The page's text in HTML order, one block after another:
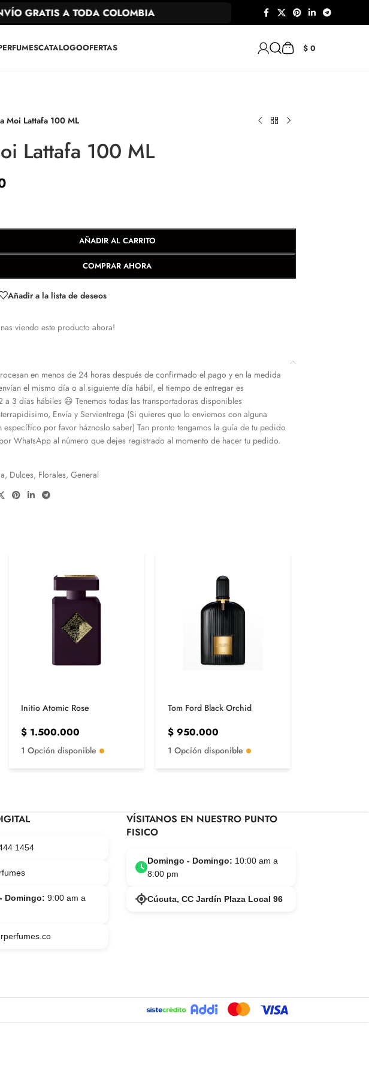
GRATIS A TODA COLOMBIA
CATALOGOOFERTAS $0
Moi Lattafa 100 ML
Lattafa 100 ML
AÑADIR AL CARRITO
COMPRAR AHORA
Añadir a la lista de deseos
viendo este producto ahora!
en menos de 24 horas después de confirmado el pago y en la medida
el mismo día o al siguiente día hábil, el tiempo de entregar es
a 3 días hábiles 😃 Tenemos todas las transportadoras disponibles
Envía y Servientrega (Si quieres que lo enviemos con alguna
específico por favor háznoslo saber) Tan pronto tengamos la guía de tu pedido
WhatsApp al número que dejes registrado al momento de hacer tu pedido.
, Dulces, Florales, General
Initio Atomic Rose
$ 1.500.000
1 Opción disponible
Tom Ford Black Orchid
$950.000
1 Opción disponible
1454
Domingo: 9:00 am a
VÍSITANOS EN NUESTRO PUNTO
FISICO
Domingo - Domingo: 10:00 am a
8:00 pm
Cúcuta, CC Jardín Plaza Local 96